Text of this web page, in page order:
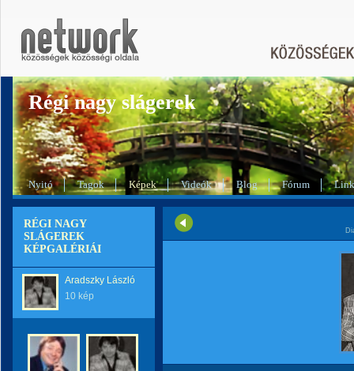
Régi nagy slágerek
Nyitó Tagok Képek Videók Blog Fórum
RÉGI NAGY
SLÁGEREK
KÉPGALÉRIÁI
Aradszky László
10 kép